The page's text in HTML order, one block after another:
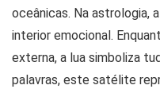
oceânicas. Na astrologia,
interior emocional.
externa, a lua simboliza
palavras, este satélite